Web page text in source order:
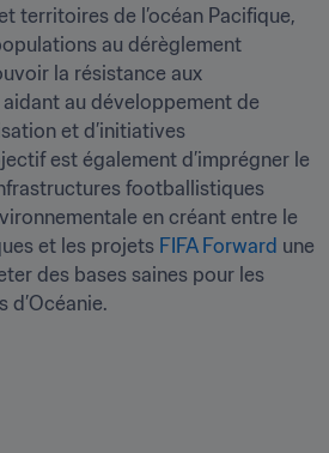
territoires de l’océan Pacifique,
au dérèglement
la résistance aux
au développement de
et d’initiatives
est également d’imprégner le
footballistiques
en créant entre le
et les projets FIFA Forward une
des bases saines pour les
d’Océanie.